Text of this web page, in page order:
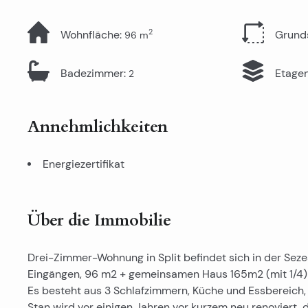
Wohnfläche: 96 m2
Badezimmer: 2
Annehmlichkeiten
Energiezertifikat
Über die Immobilie
Drei-Zimmer-Wohnung in Split befindet sich in der
Eingängen, 96 m2 + gemeinsamen Haus 165m2 (mit 1/
Es besteht aus 3 Schlafzimmern, Küche und